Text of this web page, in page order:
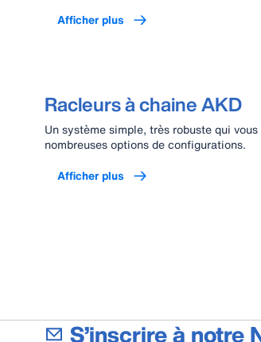
Afficher plus
Racleurs à chaine AKD
Un système simple, très robuste qui
nombreuses options de configurations.
Afficher plus
S’inscrire à notre